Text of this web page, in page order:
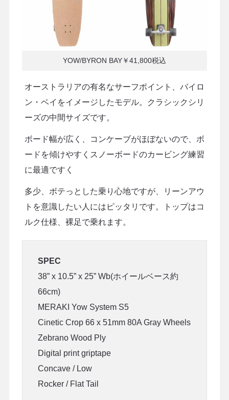
YOW/BYRON BAY￥41,800税込
オーストラリアの有名なサーフポイント、バイロ
ン・ベイをイメージしたモデル。クラシックシリ
ーズの中間サイズです。
ボード幅が広く、コンケーブがほぼないので、ボ
ードを傾けやすくスノーボードのカービング練習
に最適ですく
多少、ボテっとした乗り心地ですが、リーンアウ
トを意識したい人にはピッタリです。トップはコ
ルク仕様、裸足で乗れます。
SPEC
38” x 10.5” x 25” Wb(ホイールベース約
66cm)
MERAKI Yow System S5
Cinetic Crop 66 x 51mm 80A Gray Wheels
Zebrano Wood Ply
Digital print griptape
Concave / Low
Rocker / Flat Tail